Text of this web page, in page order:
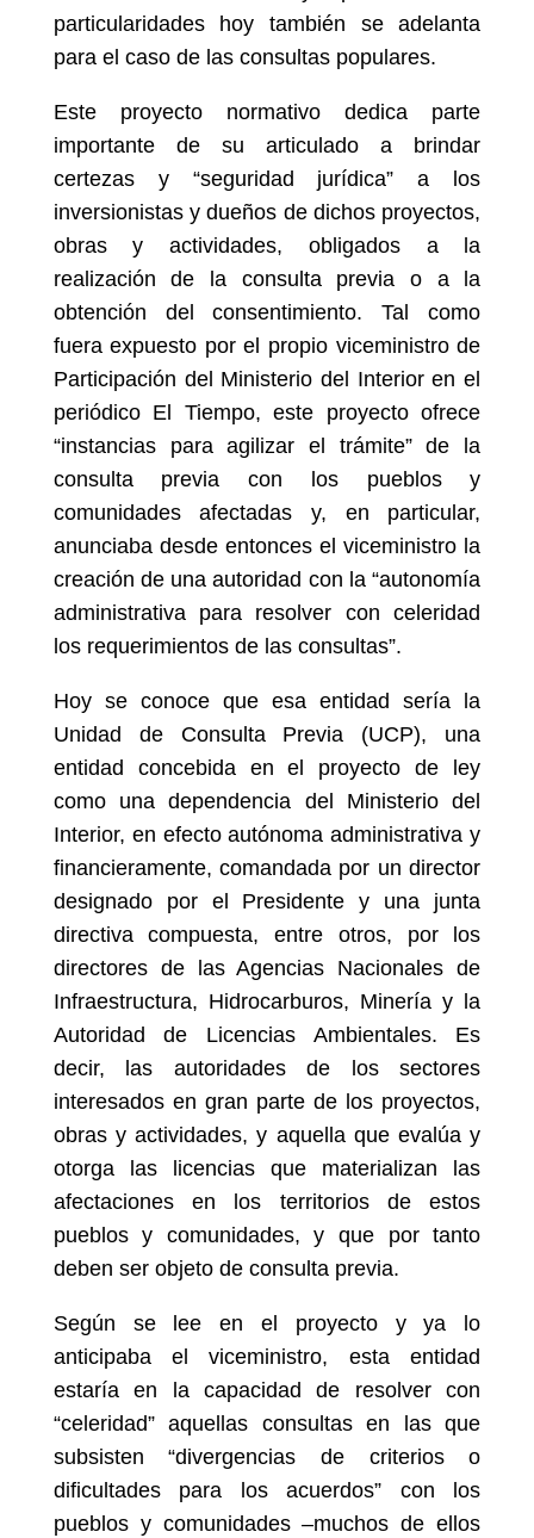
particularidades hoy también se adelanta
para el caso de las consultas populares.
Este proyecto normativo dedica parte
importante de su articulado a brindar
certezas y “seguridad jurídica” a los
inversionistas y dueños de dichos proyectos,
obras y actividades, obligados a la
realización de la consulta previa o a la
obtención del consentimiento. Tal como
fuera expuesto por el propio viceministro de
Participación del Ministerio del Interior en el
periódico El Tiempo, este proyecto ofrece
“instancias para agilizar el trámite” de la
consulta previa con los pueblos y
comunidades afectadas y, en particular,
anunciaba desde entonces el viceministro la
creación de una autoridad con la “autonomía
administrativa para resolver con celeridad
los requerimientos de las consultas”.
Hoy se conoce que esa entidad sería la
Unidad de Consulta Previa (UCP), una
entidad concebida en el proyecto de ley
como una dependencia del Ministerio del
Interior, en efecto autónoma administrativa y
financieramente, comandada por un director
designado por el Presidente y una junta
directiva compuesta, entre otros, por los
directores de las Agencias Nacionales de
Infraestructura, Hidrocarburos, Minería y la
Autoridad de Licencias Ambientales. Es
decir, las autoridades de los sectores
interesados en gran parte de los proyectos,
obras y actividades, y aquella que evalúa y
otorga las licencias que materializan las
afectaciones en los territorios de estos
pueblos y comunidades, y que por tanto
deben ser objeto de consulta previa.
Según se lee en el proyecto y ya lo
anticipaba el viceministro, esta entidad
estaría en la capacidad de resolver con
“celeridad” aquellas consultas en las que
subsisten “divergencias de criterios o
dificultades para los acuerdos” con los
pueblos y comunidades –muchos de ellos